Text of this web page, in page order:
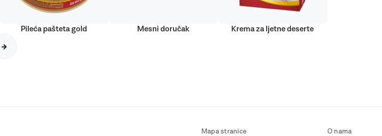
Pileća pašteta gold Mesni doručak Krema za ljetne deserte
Mapa stranice O nama